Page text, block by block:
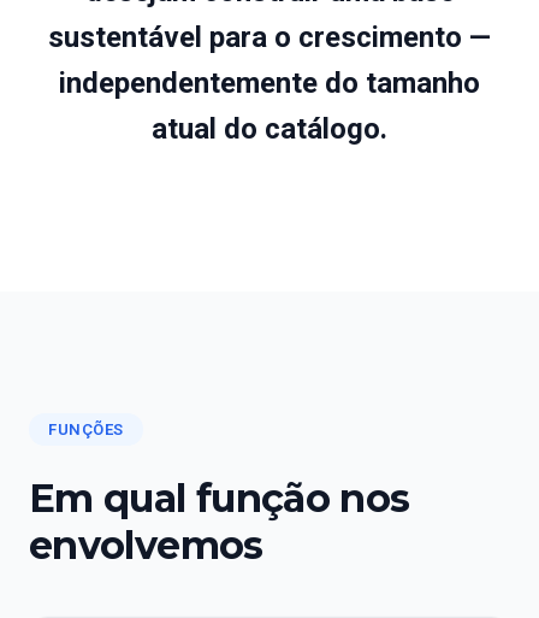
sustentável para o crescimento —
independentemente do tamanho
atual do catálogo.
FUNÇÕES
Em qual função nos
envolvemos